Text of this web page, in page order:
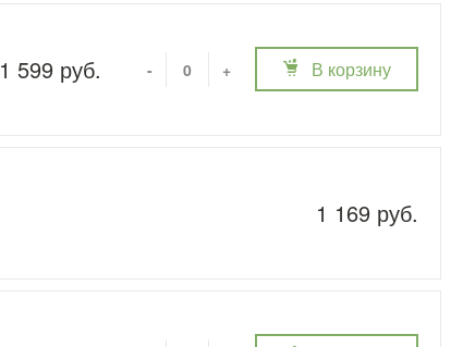
1 599 руб. - + В корзину
1 169 руб.